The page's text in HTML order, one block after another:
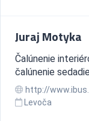
Juraj Motyka
Čalúnenie
čalúnenie
http://
Levoča